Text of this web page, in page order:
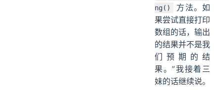
ng()
方法。如
果尝试直接打印
数组的话，输出
的结果并不是我
们预期的结
果。”我接着三
妹的话继续说。